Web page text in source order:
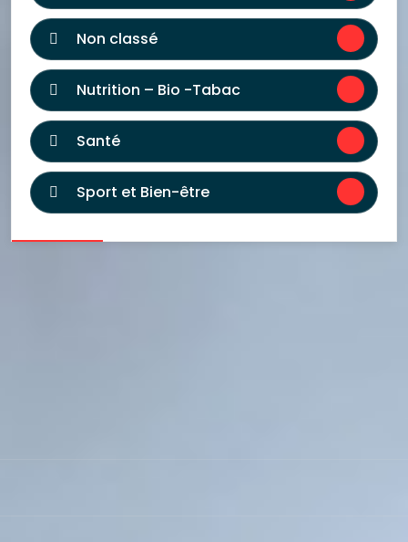
Non classé
Nutrition – Bio -Tabac
Santé
Sport et Bien-être